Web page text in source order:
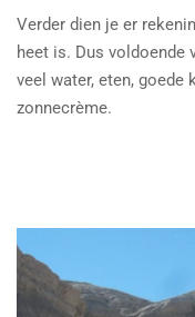
Verder dien je er
heet is. Dus voldoende
veel water, eten, goede
zonnecrème.